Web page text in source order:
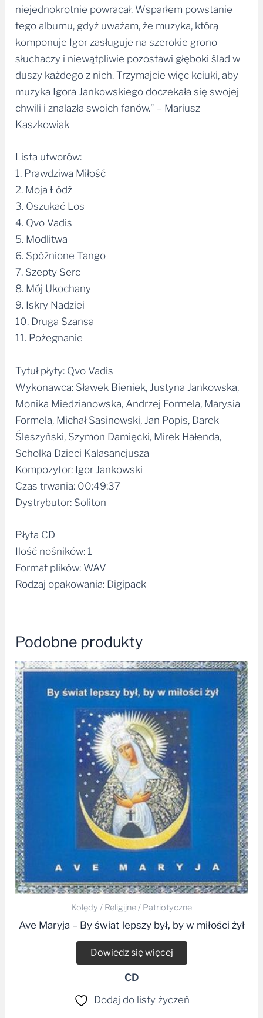
niejednokrotnie powracał. Wsparłem powstanie
tego albumu, gdyż uważam, że muzyka, którą
komponuje Igor zasługuje na szerokie grono
słuchaczy i niewątpliwie pozostawi głęboki ślad w
duszy każdego z nich. Trzymajcie więc kciuki, aby
muzyka Igora Jankowskiego doczekała się swojej
chwili i znalazła swoich fanów.” – Mariusz
Kaszkowiak
Lista utworów:
1. Prawdziwa Miłość
2. Moja Łódź
3. Oszukać Los
4. Qvo Vadis
5. Modlitwa
6. Spóźnione Tango
7. Szepty Serc
8. Mój Ukochany
9. Iskry Nadziei
10. Druga Szansa
11. Pożegnanie
Tytuł płyty: Qvo Vadis
Wykonawca: Sławek Bieniek, Justyna Jankowska,
Monika Miedzianowska, Andrzej Formela, Marysia
Formela, Michał Sasinowski, Jan Popis, Darek
Śleszyński, Szymon Damięcki, Mirek Hałenda,
Scholka Dzieci Kalasancjusza
Kompozytor: Igor Jankowski
Czas trwania: 00:49:37
Dystrybutor: Soliton
Płyta CD
Ilość nośników: 1
Format plików: WAV
Rodzaj opakowania: Digipack
Podobne produkty
Kolędy / Religijne / Patriotyczne
Ave Maryja – By świat lepszy był, by w miłości żył
Dowiedz się więcej
CD
Dodaj do listy życzeń